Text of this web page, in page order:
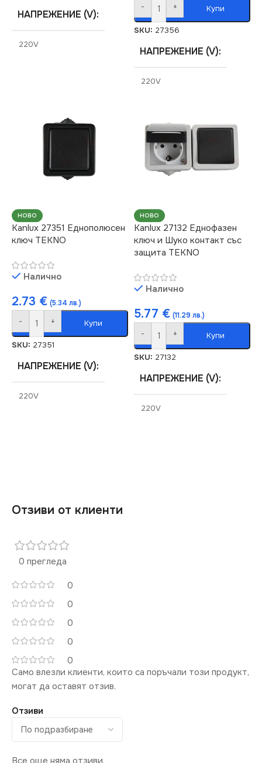
НАПРЕЖЕНИЕ (V)
220V
МАРКА KANLUX
- + Купи
SKU: 27356
НАПРЕЖЕНИЕ (V)
220V
СТЕПЕН НА ЗАЩИТА
МАРКА
НОВО
Kanlux 27351 Еднополюсен
ключ TEKNO
Налично
2.73 € (5.34 лв.)
- + Купи
SKU: 27351
НАПРЕЖЕНИЕ (V)
220V
КЛЮЧ Единичен
НОВО
Kanlux 27132 Еднофазен
ключ и Шуко контакт със
защита TEKNO
Налично
5.77 € (11.29 лв.)
- + Купи
SKU: 27132
НАПРЕЖЕНИЕ (V)
220V
Отзиви от клиенти
0 прегледа
0
0
0
0
0
Отзиви
Само влезли клиенти, които са поръчали този продукт,
могат да оставят отзив.